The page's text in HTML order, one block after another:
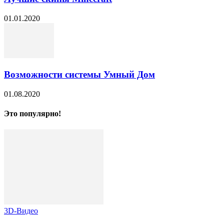
01.01.2020
Возможности системы Умный Дом
01.08.2020
Это популярно!
3D-Видео